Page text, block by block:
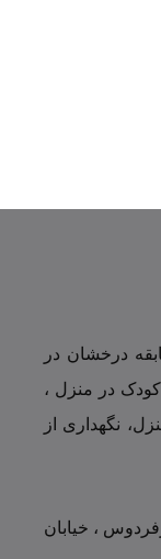
و شناسه ملی 10100633146 با 18 سال سابقه درخشان در
در منزل ،
نگهداری از
، خیابان